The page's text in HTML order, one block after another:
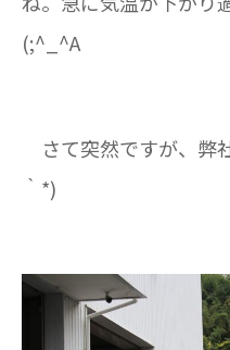
(;^_^A
さて突然ですが、弊
｀*)